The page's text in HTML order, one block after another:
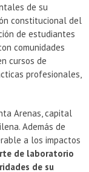
de su
constitucional del
de estudiantes
comunidades
cursos de
profesionales,
Arenas, capital
Además de
a los impactos
de laboratorio
de su